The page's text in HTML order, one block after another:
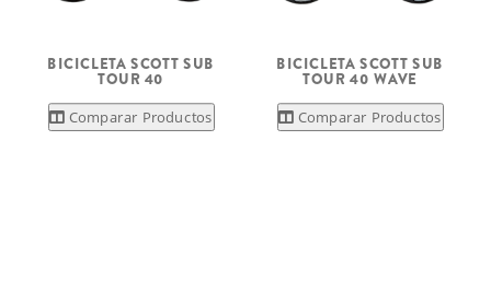
BICICLETA SCOTT SUB
TOUR 40
Comparar Productos
BICICLETA SCOTT SUB
TOUR 40 WAVE
Comparar Productos